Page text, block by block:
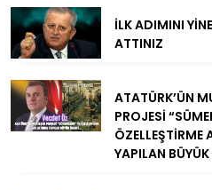
İLK ADIMINI
ATTINIZ
ATATÜRK’ÜN
PROJESİ
ÖZELLEŞTİRME
YAPILAN